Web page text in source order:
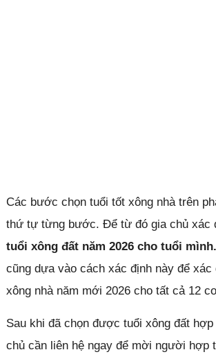
Các bước chọn tuổi tốt xông nhà trên
thứ tự từng bước. Để từ đó gia chủ xác
tuổi xông đất năm 2026 cho tuổi mình.
cũng dựa vào cách xác định này để xác
xông nhà năm mới 2026 cho tất cả 12
Sau khi đã chọn được tuổi xông đất
chủ cần liên hệ ngay để mời người hợp